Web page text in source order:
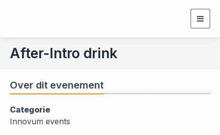
After-Intro drink
Over dit evenement
Categorie
Innovum events